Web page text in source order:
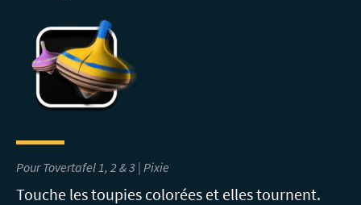
Pour Tovertafel 1, 2 & 3 | Pixie
Touche les toupies colorées et elles tournent.